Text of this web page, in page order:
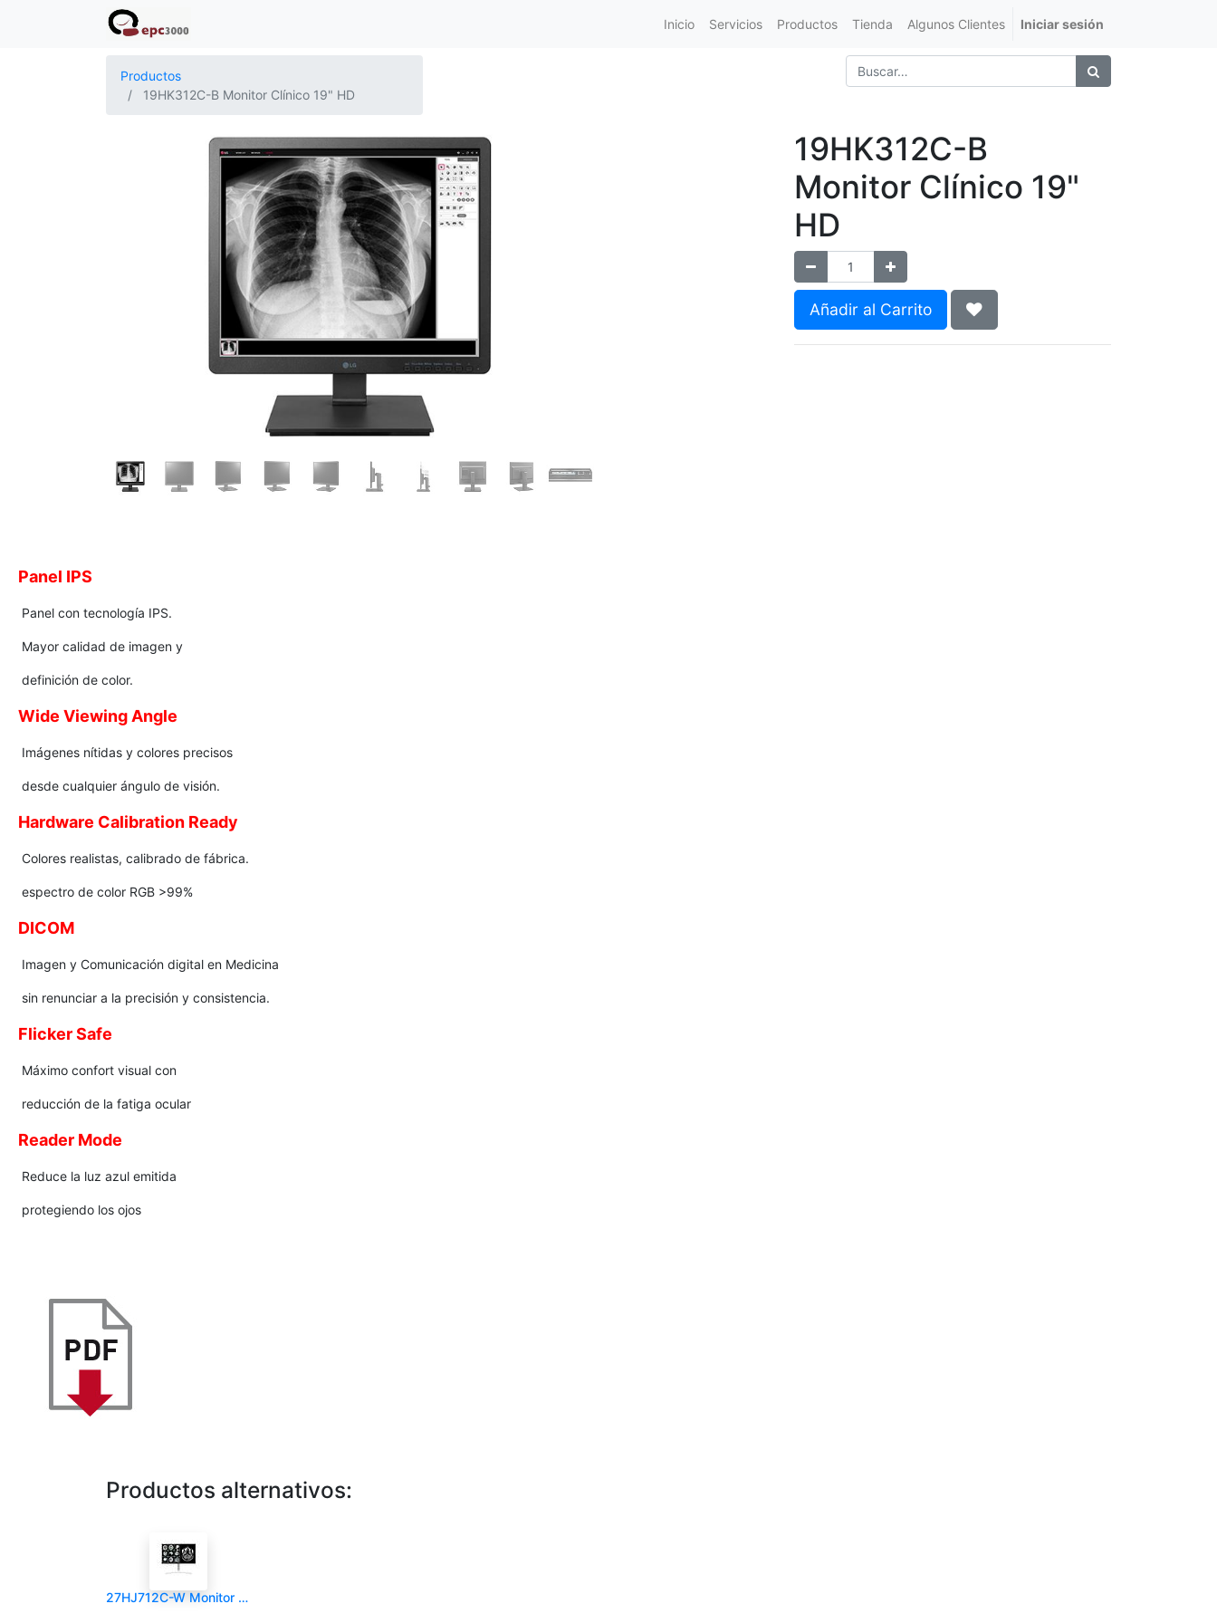
Inicio Servicios Productos Tienda Algunos Clientes Iniciar sesión
Productos
19HK312C-B Monitor Clínico 19" HD
19HK312C-B
Monitor Clínico 19"
HD
Añadir al Carrito
Panel IPS
Panel con tecnología IPS.
Mayor calidad de imagen y
definición de color.
Wide Viewing Angle
Imágenes nítidas y colores precisos
desde cualquier ángulo de visión.
Hardware Calibration Ready
Colores realistas, calibrado de fábrica.
espectro de color RGB >99%
DICOM
Imagen y Comunicación digital en Medicina
sin renunciar a la precisión y consistencia.
Flicker Safe
Máximo confort visual con
reducción de la fatiga ocular
Reader Mode
Reduce la luz azul emitida
protegiendo los ojos
Productos alternativos:
27HJ712C-W Monitor Clínico 27" 8MP